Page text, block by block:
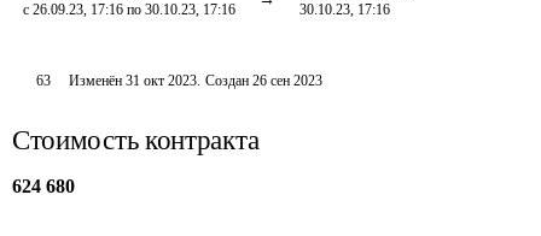
с 26.09.23, 17:16 по 30.10.23, 17:16
30.10.23, 17:16
63 Изменён31 окт 2023. Создан 26 сен 2023
Стоимость контракта
624 680